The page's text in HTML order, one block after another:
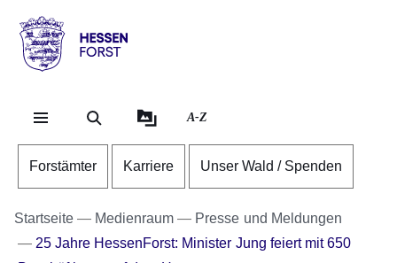
Hessen
Forst
A-Z
Forstämter Karriere Unser Wald / Spenden
Startseite Medienraum
Presse und Meldungen
25 Jahre HessenForst: Minister Jung feiert mit 650